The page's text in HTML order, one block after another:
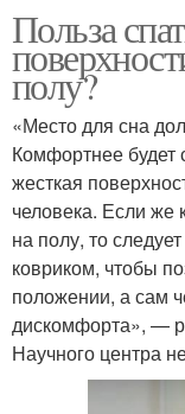
Польза
полу?
«Место для сна
Комфортнее будет
жесткая
человека. Если же
на полу, то
ковриком, чтобы
положении, а сам
дискомфорта», —
Научного центра